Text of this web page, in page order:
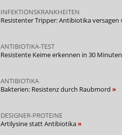
INFEKTIONSKRANKHEITEN
Resistenter Tripper: Antibiotika versagen
ANTIBIOTIKA-TEST
Resistente Keime erkennen in 30 Minuten
ANTIBIOTIKA
Bakterien: Resistenz durch Raubmord
DESIGNER-PROTEINE
Artilysine statt Antibiotika